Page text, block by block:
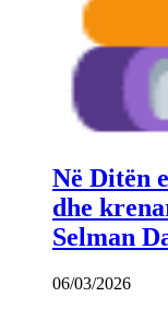
Në Ditën
dhe
Selman
06/03/2026